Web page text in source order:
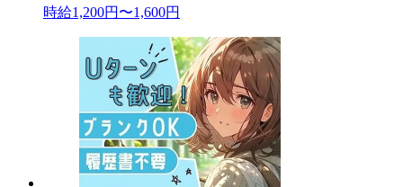
時給1,200円〜1,600円